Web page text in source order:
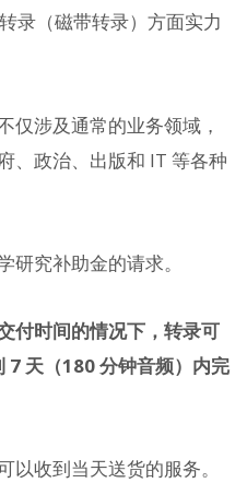
录（磁带转录）方面实力
仅涉及通常的业务领域，
、政治、出版和 IT 等各种
研究补助金的请求。
付时间的情况下，转录可
7 天（180 分钟音频）内完
收到当天送货的服务。